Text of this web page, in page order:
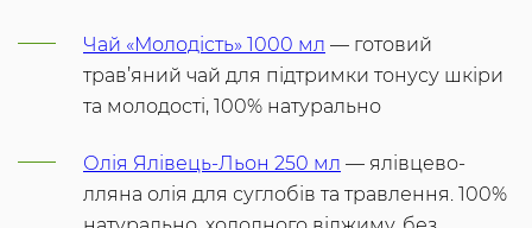
Чай «Молодість» 1000 мл — готовий
трав’яний чай для підтримки тонусу шкіри
та молодості, 100% натурально
Олія Ялівець-Льон 250 мл — ялівцево-
лляна олія для суглобів та травлення. 100%